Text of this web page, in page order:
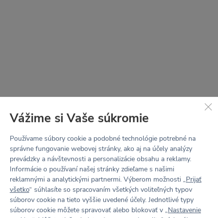
STRIH
LOTTA
V jednoduchosti je sila.
Vážime si Vaše súkromie
Používame súbory cookie a podobné technológie potrebné na
správne fungovanie webovej stránky, ako aj na účely analýzy
prevádzky a návštevnosti a personalizácie obsahu a reklamy.
Informácie o používaní našej stránky zdieľame s našimi
reklamnými a analytickými partnermi. Výberom možnosti „Prijať
všetko“ súhlasíte so spracovaním všetkých voliteľných typov
súborov cookie na tieto vyššie uvedené účely. Jednotlivé typy
súborov cookie môžete spravovať alebo blokovať v „Nastavenie